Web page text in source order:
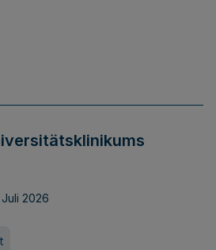
Juli 2026